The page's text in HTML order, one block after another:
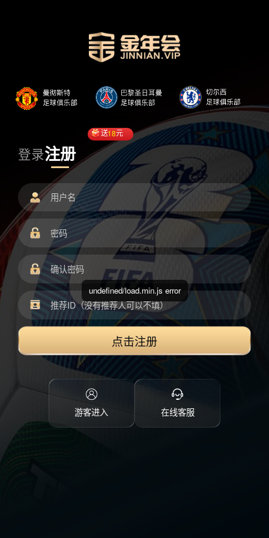
登录注册
送18元
点击注册
游客进入 在线客服
undefined/load.min.js error